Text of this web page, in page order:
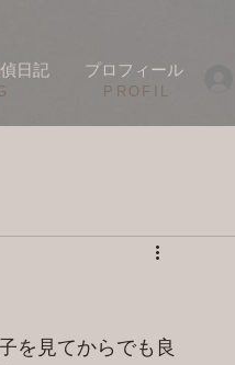
日記 プロフィール
​PROFIL
を見てからでも良